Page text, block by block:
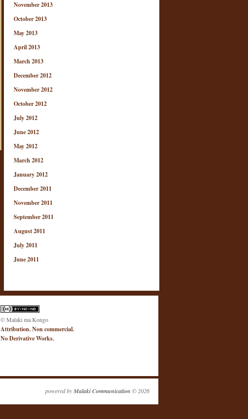
Festival
Malaki
Kongo
Jour
Création
d’un
Culturel-
Touristique
Royaume
November 2013
October 2013
May 2013
April 2013
March 2013
December 2012
November 2012
October 2012
July 2012
June 2012
May 2012
March 2012
January 2012
December 2011
November 2011
September 2011
August 2011
July 2011
June 2011
© Malaki ma Kongo
Attribution. Non commercial.
No Derivative Works.
powered byMalaki Communication © 2026